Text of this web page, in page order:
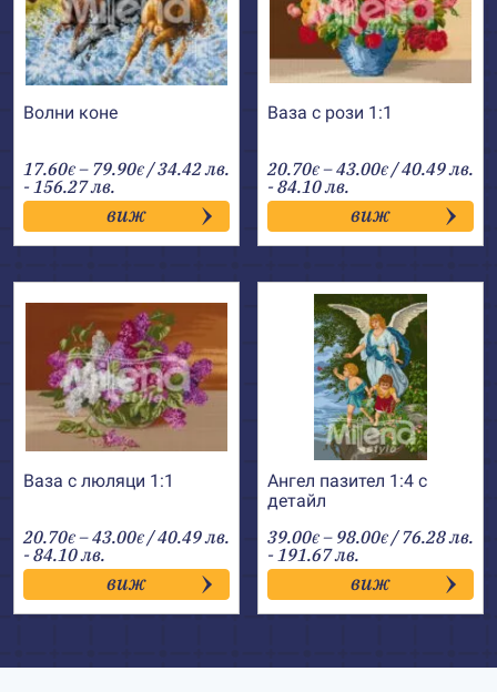
Волни коне
17.60€ – 79.90€Price
range:
17.60€
through
79.90€
/ 34.42 лв.
- 156.27 лв.
виж
Ваза с рози 1:1
20.70€ –43.00€Price
range:
20.70€
through
43.00€
/ 40.49 лв.
- 84.10 лв.
виж
Ваза с люляци 1:1
20.70€ –43.00€Price
range:
20.70€
through
43.00€
/ 40.49 лв.
- 84.10 лв.
виж
Ангел пазител 1:4 с
детайл
39.00€ – 98.00€Price
range:
39.00€
through
98.00€
/ 76.28 лв.
- 191.67 лв.
виж